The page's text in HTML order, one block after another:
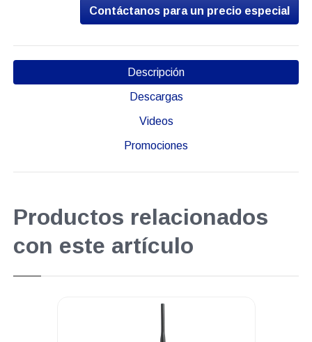
Contáctanos para un precio especial
Descripción
Descargas
Videos
Promociones
Productos relacionados
con este artículo